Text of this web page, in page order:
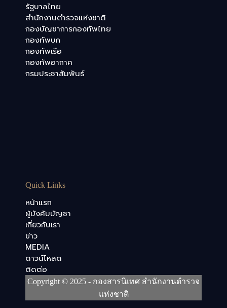
รัฐบาลไทย
สำนักงานตำรวจแห่งชาติ
กองบัญชาการกองทัพไทย
กองทัพบก
กองทัพเรือ
กองทัพอากาศ
กรมประชาสัมพันธ์
Quick Links
หน้าแรก
ผู้บังคับบัญชา
เกี่ยวกับเรา
ข่าว
MEDIA
ดาวน์โหลด
ติดต่อ
Copyright © 2025 - กองสารนิเทศ สำนักงานตำรวจ
แห่งชาติ